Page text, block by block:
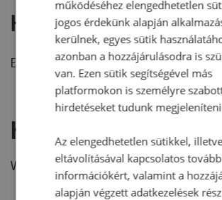
Hozzászólások
Ehhez a recepthez még nem érkezett
Hozzászólás írása
Vélemény írásához, kérjük,jelentkezz be!
működéséhez elengedhetetlen
jogos érdekünk alapján
kerülnek, egyes sütik
azonban a hozzájárulásodra is
van. Ezen sütik segítségével más
platformokon is személyre
hirdetéseket tudunk
Az elengedhetetlen sütikkel,
eltávolításával kapcsolatos
információkért, valamint a
alapján végzett adatkezelések